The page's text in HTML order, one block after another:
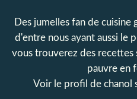
Des jumelles fan de
d'entre nous ayant aussi le
vous trouverez des recettes
pauvre en
Voir le profil de chanol